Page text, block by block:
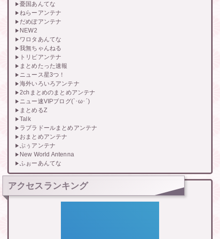
憂国あんてな
ねらーアンテナ
だめぽアンテナ
NEW2
ワロタあんてな
我無ちゃんねる
トリビアンテナ
まとめたった速報
ニュース星3つ！
海外いろいろアンテナ
2chまとめのまとめアンテナ
ニュー速VIPブログ(`･ω･´)
まとめるZ
Talk
ラブラドールまとめアンテナ
おまとめアンテナ
ぷぅアンテナ
New World Antenna
ふぉーあんてな
アクセスランキング